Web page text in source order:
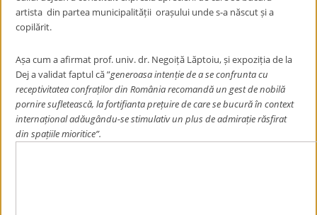
artista din partea municipalității orașului unde s-a născut și a
copilărit.
Așa cum a afirmat prof. univ. dr. Negoiță Lăptoiu, și expoziția de la
Dej a validat faptul că ”generoasa intenție de a se confrunta cu
receptivitatea confraților din România recomandă un gest de nobilă
pornire sufletească, la fortifianta prețuire de care se bucură în context
internațional adăugându-se stimulativ un plus de admirație răsfirat
din spațiile mioritice”.